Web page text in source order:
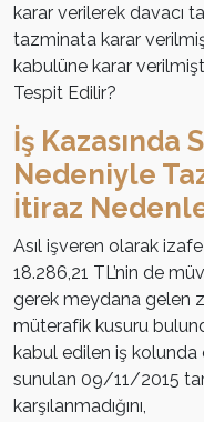
karar verilerek davacı
tazminata karar
kabulüne karar
Tespit Edilir?
İş Kazasında
Nedeniyle
İtiraz
Asıl işveren olarak
18.286,21 TL’nin de
gerek meydana gelen
müterafik kusuru
kabul edilen iş kolunda
sunulan 09/11/2015
karşılanmadığını,